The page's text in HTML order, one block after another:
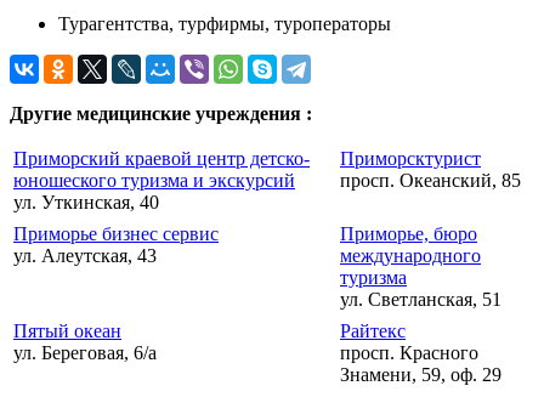
Турагентства, турфирмы, туроператоры
Другие медицинские учреждения :
Приморский краевой центр детско-
юношеского туризма и экскурсий
ул. Уткинская, 40
Приморсктурист
просп. Океанский, 85
Приморье бизнес сервис
ул. Алеутская, 43
Приморье, бюро
международного
туризма
ул. Светланская, 51
Пятый океан
ул. Береговая, 6/а
Райтекс
просп. Красного
Знамени, 59, оф. 29